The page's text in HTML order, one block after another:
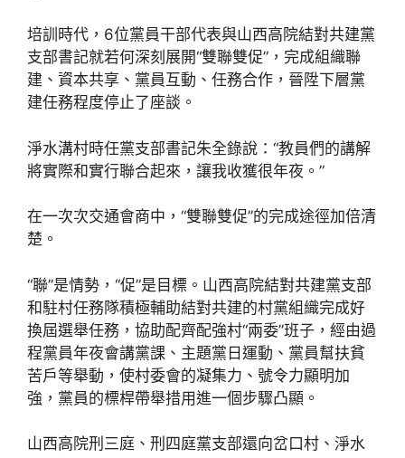
培訓時代，6位黨員干部代表與山西高院結對共建黨
支部書記就若何深刻展開“雙聯雙促”，完成組織聯
建、資本共享、黨員互動、任務合作，晉陞下層黨
建任務程度停止了座談。
淨水溝村時任黨支部書記朱全錄說：“教員們的講解
將實際和實行聯合起來，讓我收獲很年夜。”
在一次次交通會商中，“雙聯雙促”的完成途徑加倍清
楚。
“聯”是情勢，“促”是目標。山西高院結對共建黨支部
和駐村任務隊積極輔助結對共建的村黨組織完成好
換屆選舉任務，協助配齊配強村“兩委”班子，經由過
程黨員年夜會講黨課、主題黨日運動、黨員幫扶貧
苦戶等舉動，使村委會的凝集力、號令力顯明加
強，黨員的標桿帶舉措用進一個步驟凸顯。
山西高院刑三庭、刑四庭黨支部還向岔口村、淨水